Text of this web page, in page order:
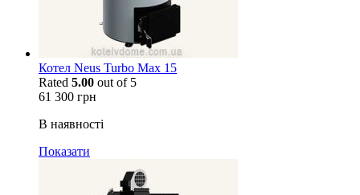
Котел Neus Turbo Max 15
Rated 5.00 out of 5
61 300 грн
В наявності
Показати